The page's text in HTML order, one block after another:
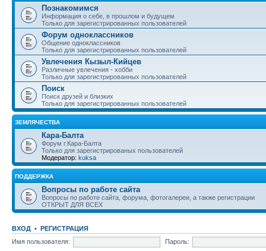
Познакомимся
Информация о себе, в прошлом и будущем
Только для зарегистрированных пользователей
Форум одноклассников
Общение одноклассников
Только для зарегистрированных пользователей
Увлечения Кызыл-Кийцев
Различные увлечения - хобби
Только для зарегистрированных пользователей
Поиск
Поиск друзей и близких
Только для зарегистрированных пользователей
ЗЕМЛЯЧЕСТВА
Кара-Балта
Форум г.Кара-Балта
Только для зарегистрированых пользователей
Модератор: kuksa
ПОДДЕРЖКА
Вопросы по работе сайта
Вопросы по работе сайта, форума, фотогалереи, а также регистрации
ОТКРЫТ ДЛЯ ВСЕХ
ВХОД • РЕГИСТРАЦИЯ
Имя пользователя:
Пароль: